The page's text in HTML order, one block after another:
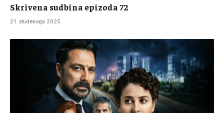
Skrivena sudbina epizoda 72
21. studenoga 2025.